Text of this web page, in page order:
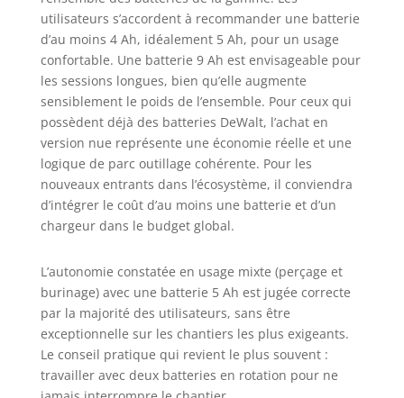
pour une
portabilité
optimale, ces
batteries sont un
choix fiable pour
divers
environnements.
utilisateurs s’accordent à recommander une batterie
d’au moins 4 Ah, idéalement 5 Ah, pour un usage
confortable. Une batterie 9 Ah est envisageable pour
les sessions longues, bien qu’elle augmente
sensiblement le poids de l’ensemble. Pour ceux qui
possèdent déjà des batteries DeWalt, l’achat en
version nue représente une économie réelle et une
logique de parc outillage cohérente. Pour les
nouveaux entrants dans l’écosystème, il conviendra
d’intégrer le coût d’au moins une batterie et d’un
chargeur dans le budget global.
L’autonomie constatée en usage mixte (perçage et
burinage) avec une batterie 5 Ah est jugée correcte
par la majorité des utilisateurs, sans être
exceptionnelle sur les chantiers les plus exigeants.
Le conseil pratique qui revient le plus souvent :
travailler avec deux batteries en rotation pour ne